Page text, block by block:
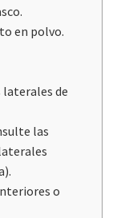
en polvo.
laterales de
las
o